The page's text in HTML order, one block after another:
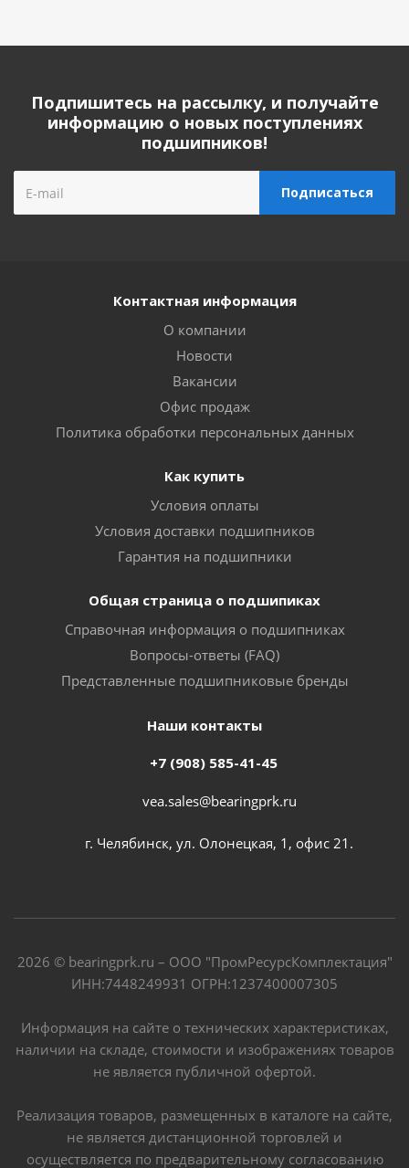
Подпишитесь на рассылку, и получайте
информацию о новых поступлениях
подшипников!
Контактная информация
О компании
Новости
Вакансии
Офис продаж
Политика обработки персональных данных
Как купить
Условия оплаты
Условия доставки подшипников
Гарантия на подшипники
Общая страница о подшипиках
Справочная информация о подшипниках
Вопросы-ответы (FAQ)
Представленные подшипниковые бренды
Наши контакты
+7 (908) 585-41-45
vea.sales@bearingprk.ru
г. Челябинск, ул. Олонецкая, 1, офис 21.
2026 © bearingprk.ru – ООО "ПромРесурсКомплектация"
ИНН:7448249931 ОГРН:1237400007305
Информация на сайте о технических характеристиках,
наличии на складе, стоимости и изображениях товаров
не является публичной офертой.
Реализация товаров, размещенных в каталоге на сайте,
не является дистанционной торговлей и
осуществляется по предварительному согласованию